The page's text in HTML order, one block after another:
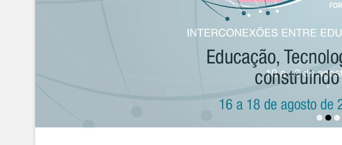
•••
.
Postada naporadmin
_
Postada naporadmin